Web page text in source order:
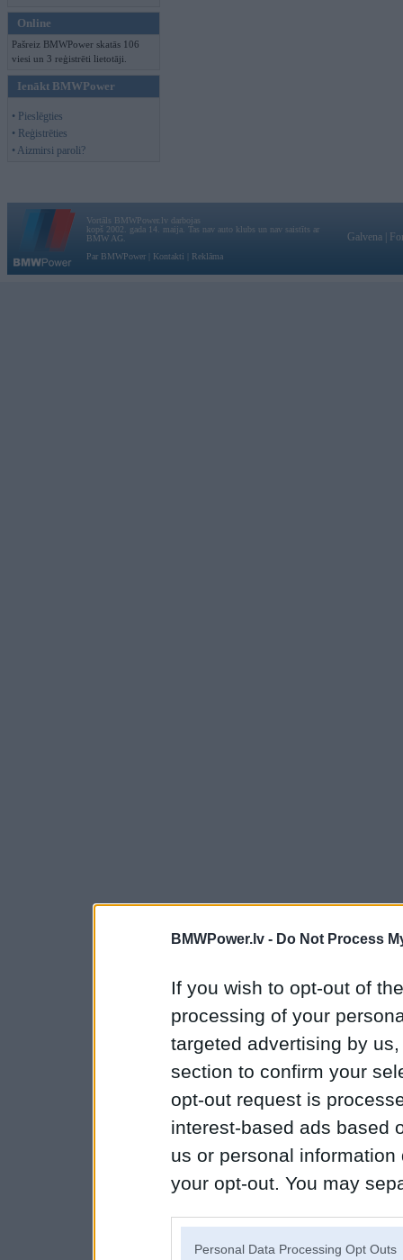
BMWPower.lv - Do Not Process
If you wish to opt-out of
processing of your
targeted advertising by
section to confirm your
opt-out request is
interest-based ads based
us or personal
your opt-out. You may
Personal Data Processing Opt Outs
Online
Pašreiz BMWPower skatās 106
viesi un 3 reģistrēti lietotāji.
Ienākt BMWPower
• Pieslēgties
• Reģistrēties
• Aizmirsi paroli?
Vortāls BMWPower.lv darbojas
kopš 2002. gada 14. maija. Tas nav auto klubs un nav saistīts ar
BMW AG.
Par BMWPower
Kontakti Reklāma
Galvena